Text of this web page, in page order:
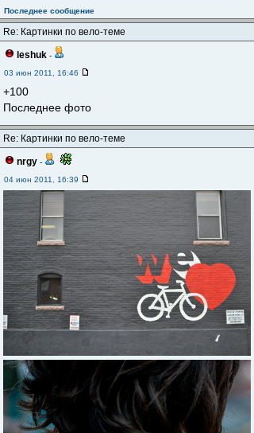
Последнее сообщение
Re: Картинки по вело-теме
leshuk -
03 июн 2011, 16:46
+100
Последнее фото
Re: Картинки по вело-теме
nrgy -
04 июн 2011, 16:39